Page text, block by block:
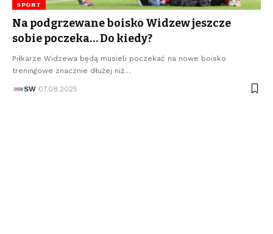
SPORT
Na podgrzewane boisko Widzew jeszcze
sobie poczeka… Do kiedy?
Piłkarze Widzewa będą musieli poczekać na nowe boisko
treningowe znacznie dłużej niż…
SW 07.08.2025